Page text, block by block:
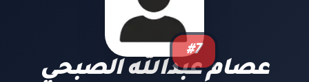
#7
عصام عبدالله الصبحي